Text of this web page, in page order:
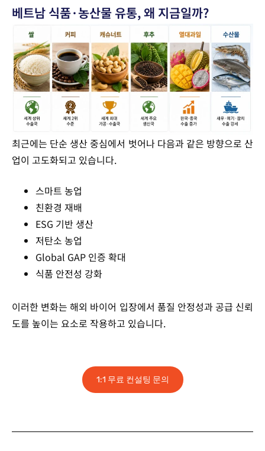
베트남 식품·농산물 유통, 왜 지금일까?
최근에는 단순 생산 중심에서 벗어나 다음과 같은 방향으로 산
업이 고도화되고 있습니다.
스마트 농업
친환경 재배
ESG 기반 생산
저탄소 농업
Global GAP 인증 확대
식품 안전성 강화
이러한 변화는 해외 바이어 입장에서 품질 안정성과 공급 신뢰
도를 높이는 요소로 작용하고 있습니다.
1:1 무료 컨설팅 문의